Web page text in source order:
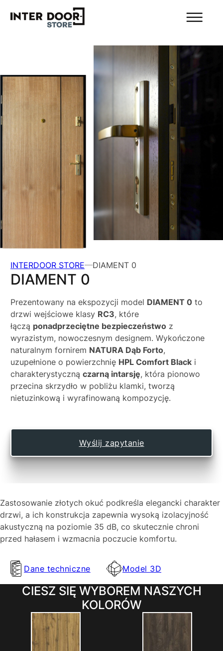
INTERDOOR STORE DIAMENT 0
DIAMENT 0
Prezentowany na ekspozycji model DIAMENT 0to
drzwi wejściowe klasy RC3, które
łączą ponadprzeciętne bezpieczeństwoz
wyrazistym, nowoczesnym designem. Wykończone
naturalnym fornirem NATURA Dąb Forto,
uzupełnione o powierzchnię HPL Comfort Blacki
charakterystyczną czarną intarsję, która pionowo
przecina skrzydło w pobliżu klamki, tworzą
nietuzinkową i wyrafinowaną kompozycję.
Wyślij zapytanie
Zastosowanie złotych okuć podkreśla elegancki charakter
drzwi, a ich konstrukcja zapewnia wysoką izolacyjność
akustyczną na poziomie 35 dB, co skutecznie chroni
przed hałasem i wzmacnia poczucie komfortu.
Dane techniczne Model 3D
CIESZ SIĘ WYBOREM NASZYCH
KOLORÓW